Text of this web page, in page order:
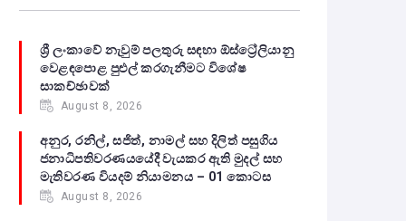
ශ්‍රී ලංකාවේ නැවුම් පලතුරු සඳහා ඕස්ට්‍රේලියානු
වෙළඳපොළ පුළුල් කරගැනීමට විශේෂ
සාකච්ඡාවක්
August 8, 2026
අනුර, රනිල්, සජිත්, නාමල් සහ දිලිත් පසුගිය
ජනාධිපතිවරණයයේදී වැයකර ඇති මුදල් සහ
මැතිවරණ වියදම් නියාමනය – 01 කොටස
August 8, 2026